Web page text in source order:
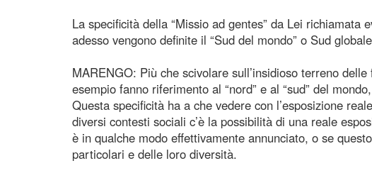
La specificità della “Missio ad gentes” da Lei
adesso vengono definite il “Sud del mondo” o Sud
MARENGO: Più che scivolare sull’insidioso terreno
esempio fanno riferimento al “nord” e al “sud” del
Questa specificità ha a che vedere con l’esposizione
diversi contesti sociali c’è la possibilità di una reale
è in qualche modo effettivamente annunciato, o se
particolari e delle loro diversità.